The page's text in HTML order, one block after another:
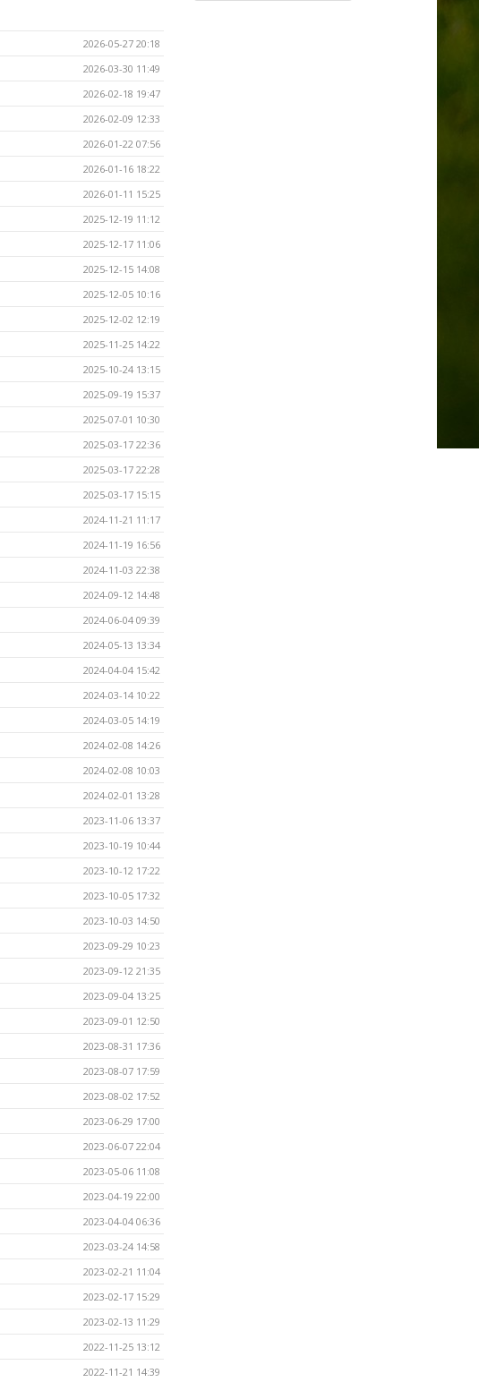
2026-05-27 20:18
2026-03-30 11:49
2026-02-18 19:47
2026-02-09 12:33
2026-01-22 07:56
2026-01-16 18:22
2026-01-11 15:25
2025-12-19 11:12
2025-12-17 11:06
2025-12-15 14:08
2025-12-05 10:16
2025-12-02 12:19
2025-11-25 14:22
2025-10-24 13:15
2025-09-19 15:37
2025-07-01 10:30
2025-03-17 22:36
2025-03-17 22:28
2025-03-17 15:15
2024-11-21 11:17
2024-11-19 16:56
2024-11-03 22:38
2024-09-12 14:48
2024-06-04 09:39
2024-05-13 13:34
2024-04-04 15:42
2024-03-14 10:22
2024-03-05 14:19
2024-02-08 14:26
2024-02-08 10:03
2024-02-01 13:28
2023-11-06 13:37
2023-10-19 10:44
2023-10-12 17:22
2023-10-05 17:32
2023-10-03 14:50
2023-09-29 10:23
2023-09-12 21:35
2023-09-04 13:25
2023-09-01 12:50
2023-08-31 17:36
2023-08-07 17:59
2023-08-02 17:52
2023-06-29 17:00
2023-06-07 22:04
2023-05-06 11:08
2023-04-19 22:00
2023-04-04 06:36
2023-03-24 14:58
2023-02-21 11:04
2023-02-17 15:29
2023-02-13 11:29
2022-11-25 13:12
2022-11-21 14:39